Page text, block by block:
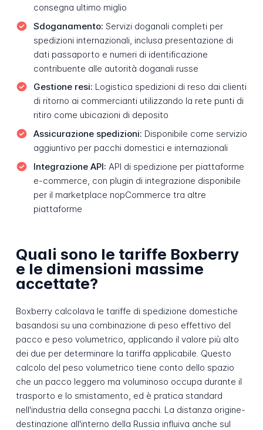
consegna ultimo miglio
Sdoganamento: Servizi doganali completi per
spedizioni internazionali, inclusa presentazione di
dati passaporto e numeri di identificazione
contribuente alle autorità doganali russe
Gestione resi: Logistica spedizioni di reso dai clienti
di ritorno ai commercianti utilizzando la rete punti di
ritiro come ubicazioni di deposito
Assicurazione spedizioni: Disponibile come servizio
aggiuntivo per pacchi domestici e internazionali
Integrazione API: API di spedizione per piattaforme
e-commerce, con plugin di integrazione disponibile
per il marketplace nopCommerce tra altre
piattaforme
Quali sono le tariffe Boxberry
e le dimensioni massime
accettate?
Boxberry calcolava le tariffe di spedizione domestiche
basandosi su una combinazione di peso effettivo del
pacco e peso volumetrico, applicando il valore più alto
dei due per determinare la tariffa applicabile. Questo
calcolo del peso volumetrico tiene conto dello spazio
che un pacco leggero ma voluminoso occupa durante il
trasporto e lo smistamento, ed è pratica standard
nell'industria della consegna pacchi. La distanza origine-
destinazione all'interno della Russia influiva anche sul